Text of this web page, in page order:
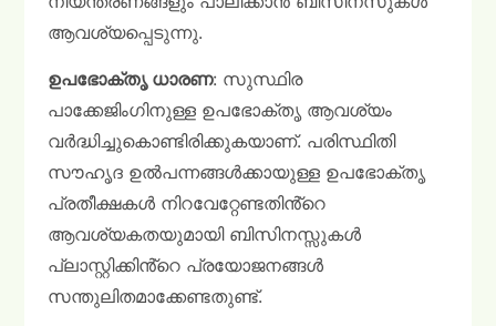
ആവശ്യപ്പെടുന്നു.
ഉപഭോക്തൃ ധാരണ: സുസ്ഥിര
പാക്കേജിംഗിനുള്ള ഉപഭോക്തൃ ആവശ്യം
വർദ്ധിച്ചുകൊണ്ടിരിക്കുകയാണ്. പരിസ്ഥിതി
സൗഹൃദ ഉൽപന്നങ്ങൾക്കായുള്ള ഉപഭോക്തൃ
പ്രതീക്ഷകൾ നിറവേറ്റേണ്ടതിൻ്റെ
ആവശ്യകതയുമായി ബിസിനസ്സുകൾ
പ്ലാസ്റ്റിക്കിൻ്റെ പ്രയോജനങ്ങൾ
സന്തുലിതമാക്കേണ്ടതുണ്ട്.